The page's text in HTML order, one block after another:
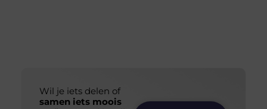
Wil je iets delen of
samen iets moois